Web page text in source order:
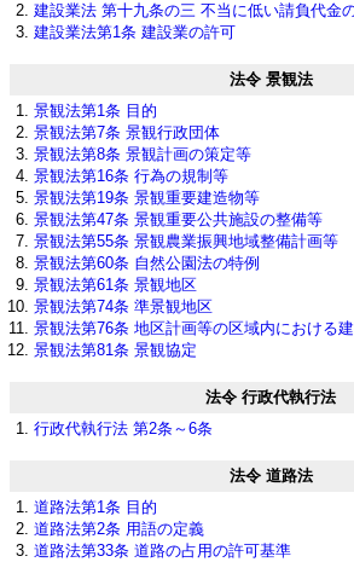
建設業法 第十九条の三 不当に低い請負代金
建設業法第1条 建設業の許可
法令 景観法
景観法第1条 目的
景観法第7条 景観行政団体
景観法第8条 景観計画の策定等
景観法第16条 行為の規制等
景観法第19条 景観重要建造物等
景観法第47条 景観重要公共施設の整備等
景観法第55条 景観農業振興地域整備計画等
景観法第60条 自然公園法の特例
景観法第61条 景観地区
景観法第74条 準景観地区
景観法第76条 地区計画等の区域内における
景観法第81条 景観協定
法令 行政代執行法
行政代執行法 第2条～6条
法令 道路法
道路法第1条 目的
道路法第2条 用語の定義
道路法第33条 道路の占用の許可基準